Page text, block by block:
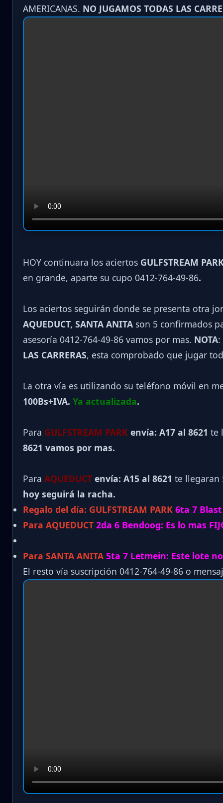
AMERICANAS. NO JUGAMOS TODAS LAS
HOY continuara los aciertos GULFSTREAM
en grande, aparte su cupo 0412-764-49-86.
Los aciertos seguirán donde se presenta otra
AQUEDUCT, SANTA ANITA son 5 confirmados
asesoría 0412-764-49-86 vamos por mas. NOTA
LAS CARRERAS, esta comprobado que jugar
La otra vía es utilizando su teléfono móvil en
100Bs+IVA. Ya actualizada.
Para GULFSTREAM PARK envía: A17 al 8621 te
8621 vamos por mas.
Para AQUEDUCT envía: A15 al 8621 te llegaran
hoy seguirá la racha.
Regalo del día: GULFSTREAM PARK 6ta 7
Para AQUEDUCT 2da 6 Bendoog: Es lo mas
Para SANTA ANITA 5ta 7 Letmein: Este lote
El resto vía suscripción 0412-764-49-86 o